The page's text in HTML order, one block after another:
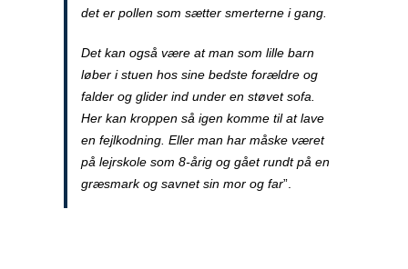
det er pollen som sætter smerterne i gang.
Det kan også være at man som lille barn
løber i stuen hos sine bedste forældre og
falder og glider ind under en støvet sofa.
Her kan kroppen så igen komme til at lave
en fejlkodning. Eller man har måske været
på lejrskole som 8-årig og gået rundt på en
græsmark og savnet sin mor og far”.